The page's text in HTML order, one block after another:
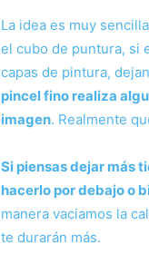
La idea es muy
el cubo de puntura, si
capas de pintura,
pincel fino realiza
imagen. Realmente
Si piensas dejar más
hacerlo por debajo o
manera vaciamos la
te durarán más.